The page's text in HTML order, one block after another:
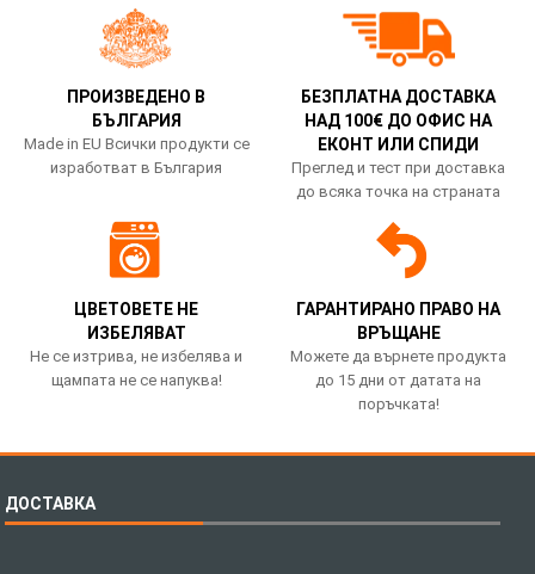
ПРОИЗВЕДЕНО В
БЪЛГАРИЯ
Made in EU Всички продукти се
изработват в България
БЕЗПЛАТНА ДОСТАВКА
НАД 100€ ДО ОФИС НА
ЕКОНТ ИЛИ СПИДИ
Преглед и тест при доставка
до всяка точка на страната
ЦВЕТОВЕТЕ НЕ
ИЗБЕЛЯВАТ
Не се изтрива, не избелява и
щампата не се напуква!
ГАРАНТИРАНО ПРАВО НА
ВРЪЩАНЕ
Можете да върнете продукта
до 15 дни от датата на
поръчката!
ДОСТАВКА